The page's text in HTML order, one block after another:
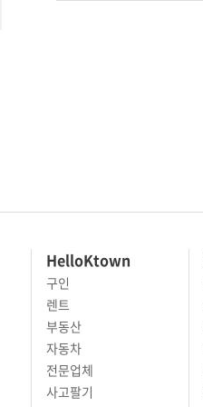
HelloKtown
구인
렌트
부동산
자동차